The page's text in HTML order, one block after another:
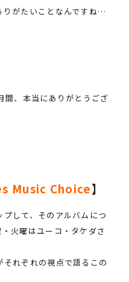
りがたいことなんですね…
間、本当にありがとうござ
Music Choice】
して、そのアルバムにつ
火曜はユーコ・タケダさ
れぞれの視点で語るこの